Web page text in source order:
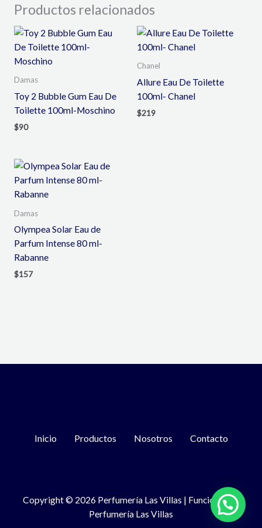
Productos relacionados
Damas
Toy 2 Bubble Gum Eau De
Toilette 100ml-Moschino
$90
Chanel
Allure Eau De Toilette
100ml- Chanel
$219
Damas
Olympea Solar Eau de
Parfum Intense 80 ml-
Rabanne
$157
Inicio Productos Nosotros Contacto
Copyright © 2026 Perfumería Las Villas | Funciona con
Perfumería Las Villas